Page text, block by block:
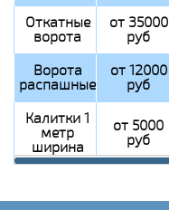
Откатные
ворота
от 35000
руб
Ворота
распашные
от 12000
руб
Калитки 1
метр
ширина
от 5000
руб